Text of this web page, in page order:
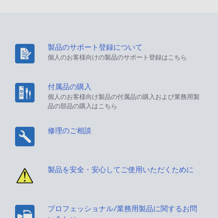
製品のサポート登録について
個人のお客様向けの製品のサポート登録はこちら
付属品の購入
個人のお客様向け製品の付属品の購入および業務用製
品の部品の購入はこちら
修理のご相談
製品を安全・安心してご使用いただくために
プロフェッショナル/業務用製品に関するお問